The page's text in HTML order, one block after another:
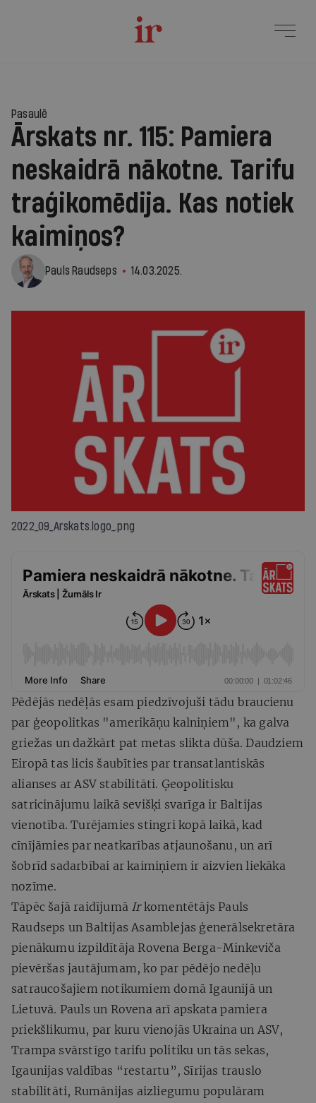
Pasaulē
Ārskats nr. 115: Pamiera
neskaidrā nākotne. Tarifu
traģikomēdija. Kas notiek
kaimiņos?
Pauls Raudseps 14.03.2025.
2022_09_Arskats.logo_.png
Pēdējās nedēļās esam piedzīvojuši tādu braucienu
par ģeopolitkas "amerikāņu kalniņiem", ka galva
griežas un dažkārt pat metas slikta dūša. Daudziem
Eiropā tas licis šaubīties par transatlantiskās
alianses ar ASV stabilitāti. Ģeopolitisku
satricinājumu laikā sevišķi svarīga ir Baltijas
vienotība. Turējamies stingri kopā laikā, kad
cīnījāmies par neatkarības atjaunošanu, un arī
šobrīd sadarbībai ar kaimiņiem ir aizvien liekāka
nozīme.
Tāpēc šajā raidījumā Irkomentētājs Pauls
Raudseps un Baltijas Asamblejas ģenerālsekretāra
pienākumu izpildītāja Rovena Berga-Minkeviča
pievēršas jautājumam, ko par pēdējo nedēļu
satraucošajiem notikumiem domā Igaunijā un
Lietuvā. Pauls un Rovena arī apskata pamiera
priekšlikumu, par kuru vienojās Ukraina un ASV,
Trampa svārstīgo tarifu politiku un tās sekas,
Igaunijas valdības “restartu”, Sīrijas trauslo
stabilitāti, Rumānijas aizliegumu populāram